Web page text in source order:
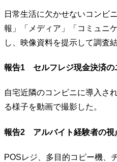
日常生活に欠かせないコンビ
報」「メディア」「コミュニ
し、映像資料を提示して調査
報告1 セルフレジ現金決済の
自宅近隣のコンビニに導入さ
る様子を動画で撮影した。
報告2 アルバイト経験者の視
POSレジ、多目的コピー機、